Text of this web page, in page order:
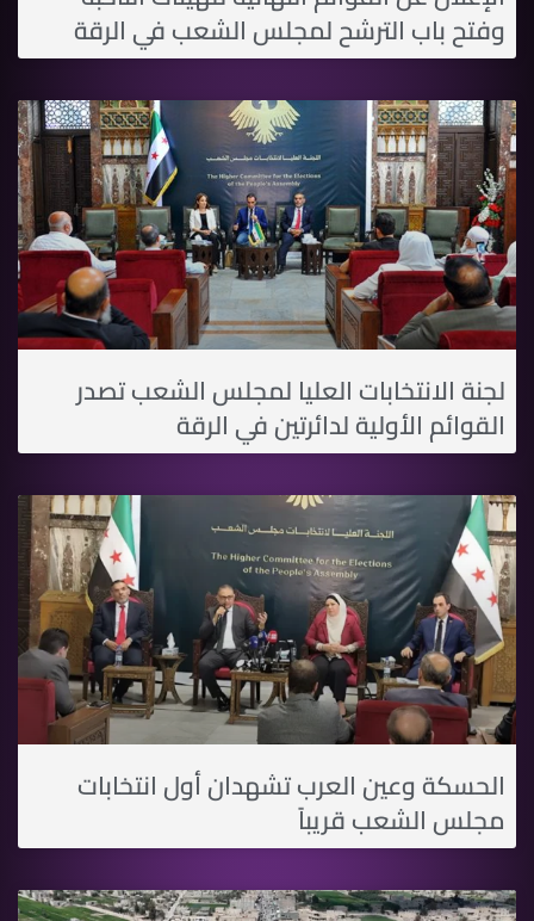
وفتح باب الترشح لمجلس الشعب في الرقة
لجنة الانتخابات العليا لمجلس الشعب تصدر
القوائم الأولية لدائرتين في الرقة
الحسكة وعين العرب تشهدان أول انتخابات
مجلس الشعب قريباً